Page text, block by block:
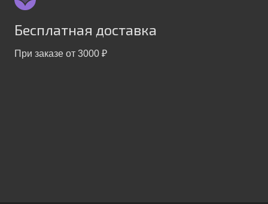
Бесплатная доставка
При заказе от 3000 ₽